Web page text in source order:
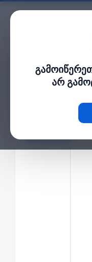
არ
მთავარი›კამერა და